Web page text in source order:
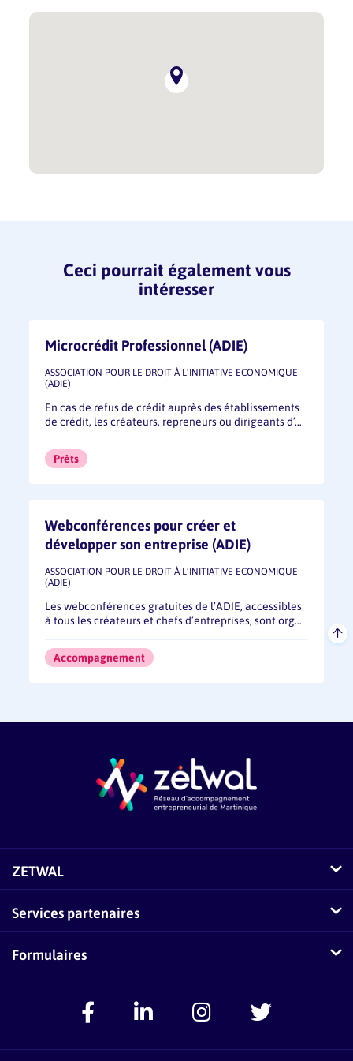
Ceci pourrait également vous
intéresser
Microcrédit Professionnel (ADIE)
ASSOCIATION POUR LE DROIT À L’INITIATIVE ECONOMIQUE
(ADIE)
En cas de refus de crédit auprès des établissements
de crédit, les créateurs, repreneurs ou dirigeants d’…
Prêts
Webconférences pour créer et
développer son entreprise (ADIE)
ASSOCIATION POUR LE DROIT À L’INITIATIVE ECONOMIQUE
(ADIE)
Les webconférences gratuites de l’ADIE, accessibles
à tous les créateurs et chefs d’entreprises, sont org…
Accompagnement
ZETWAL
Comment fonctionne Zetwal ?
Zetwal dans les médias
Espace Accompagnateurs
Services partenaires
Conseillers-Entreprises
Présentation Pass Créa
F.A.Q Pass Créa
Formulaires